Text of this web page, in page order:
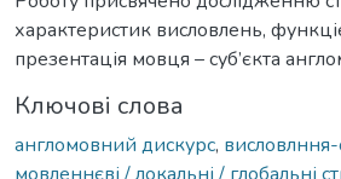
характеристик висловлень,
презентація мовця – суб’єкта
Ключові слова
англомовний дискурс,